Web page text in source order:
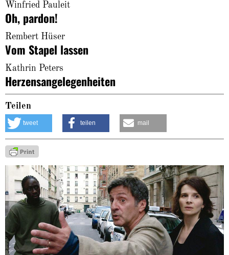
Winfried Pauleit
Oh, pardon!
Rembert Hüser
Vom Stapel lassen
Kathrin Peters
Herzensangelegenheiten
Teilen
tweet teilen mail